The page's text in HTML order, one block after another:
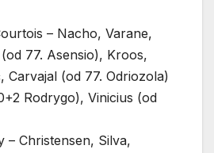
– Nacho, Varane,
77. Asensio), Kroos,
Carvajal (od 77. Odriozola)
Rodrygo), Vinicius (od
– Christensen, Silva,